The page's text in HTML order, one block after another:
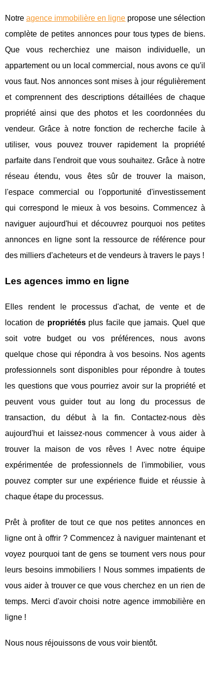
Notreagence immobilière en ligne propose une sélection
complète de petites annonces pour tous types de biens.
Que vous recherchiez une maison individuelle, un
appartement ou un local commercial, nous avons ce qu'il
vous faut. Nos annonces sont mises à jour régulièrement
et comprennent des descriptions détaillées de chaque
propriété ainsi que des photos et les coordonnées du
vendeur. Grâce à notre fonction de recherche facile à
utiliser, vous pouvez trouver rapidement la propriété
parfaite dans l'endroit que vous souhaitez. Grâce à notre
réseau étendu, vous êtes sûr de trouver la maison,
l'espace commercial ou l'opportunité d'investissement
qui correspond le mieux à vos besoins. Commencez à
naviguer aujourd'hui et découvrez pourquoi nos petites
annonces en ligne sont la ressource de référence pour
des milliers d'acheteurs et de vendeurs à travers le pays !
Les agences immo en ligne
Elles rendent le processus d'achat, de vente et de
location de propriétésplus facile que jamais. Quel que
soit votre budget ou vos préférences, nous avons
quelque chose qui répondra à vos besoins. Nos agents
professionnels sont disponibles pour répondre à toutes
les questions que vous pourriez avoir sur la propriété et
peuvent vous guider tout au long du processus de
transaction, du début à la fin. Contactez-nous dès
aujourd'hui et laissez-nous commencer à vous aider à
trouver la maison de vos rêves ! Avec notre équipe
expérimentée de professionnels de l'immobilier, vous
pouvez compter sur une expérience fluide et réussie à
chaque étape du processus.
Prêt à profiter de tout ce que nos petites annonces en
ligne ont à offrir ? Commencez à naviguer maintenant et
voyez pourquoi tant de gens se tournent vers nous pour
leurs besoins immobiliers ! Nous sommes impatients de
vous aider à trouver ce que vous cherchez en un rien de
temps. Merci d'avoir choisi notre agence immobilière en
ligne !
Nous nous réjouissons de vous voir bientôt.